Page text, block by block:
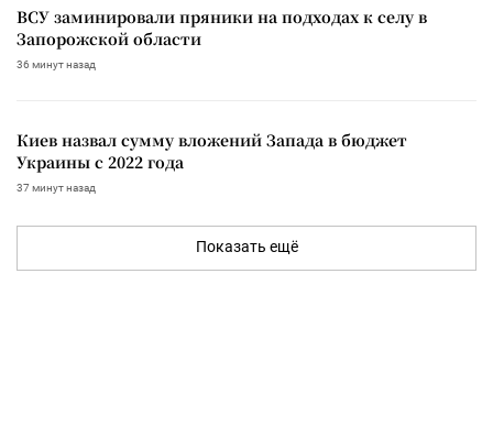
ВСУ заминировали пряники на подходах к селу в
Запорожской области
36 минут назад
Киев назвал сумму вложений Запада в бюджет
Украины с 2022 года
37 минут назад
Показать ещё